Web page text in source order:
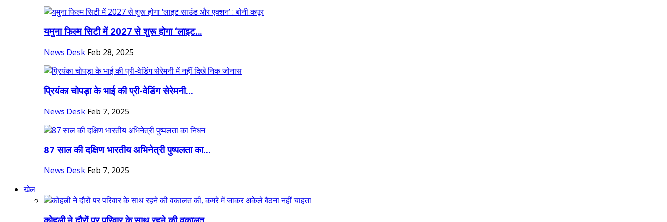
यमुना फिल्म सिटी में 2027 से शुरू होगा ‘लाइट...
News Desk Feb 28, 2025
प्रियंका चोपड़ा के भाई की प्री-वेडिंग सेरेमनी...
News Desk Feb 7, 2025
87 साल की दक्षिण भारतीय अभिनेत्री पुष्पलता का...
News Desk Feb 7, 2025
खेल